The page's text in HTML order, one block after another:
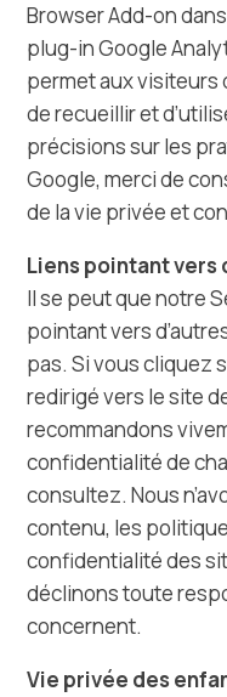
Browser Add-on
plug-in Google
permet aux visiteurs
de recueillir et
précisions sur les
Google, merci de
de la vie privée et
Liens pointant vers
Il se peut que notre
pointant vers
pas. Si vous cliquez
redirigé vers le site
recommandons
confidentialité de
consultez. Nous
contenu, les
confidentialité des
déclinons toute
concernent.
Vie privée des